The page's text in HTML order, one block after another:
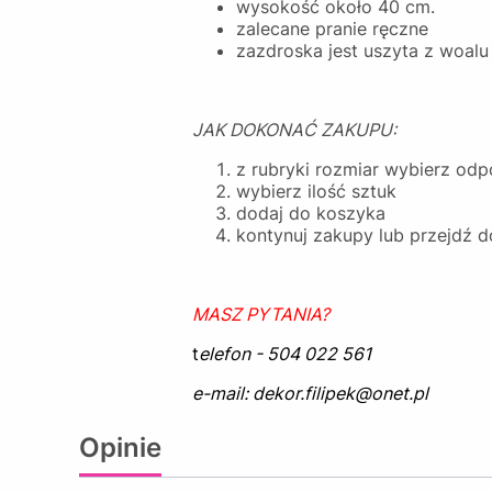
wysokość około 40 cm.
zalecane pranie ręczne
zazdroska jest uszyta z
JAK DOKONAĆ ZAKUPU:
z rubryki rozmiar wybierz
wybierz ilość sztuk
dodaj do koszyka
kontynuj zakupy lub przejdź
MASZ PYTANIA?
telefon - 504 022 561
e-mail: dekor.filipek@onet.pl
Opinie